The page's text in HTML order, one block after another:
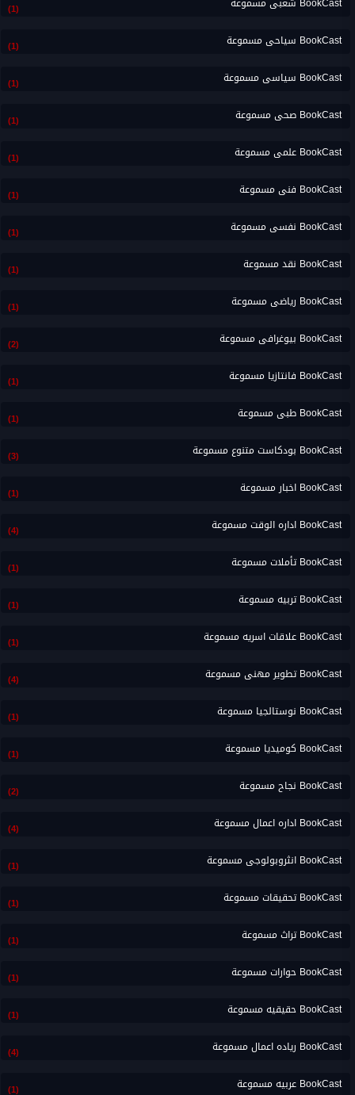
(1)
BookCast سياحى مسموعة (1)
BookCast سياسى مسموعة (1)
BookCast صحى مسموعة (1)
BookCast علمى مسموعة (1)
BookCast فنى مسموعة (1)
BookCast نفسى مسموعة (1)
BookCast نقد مسموعة (1)
BookCast رياضى مسموعة (1)
BookCast بيوغرافى مسموعة (2)
BookCast فانتازيا مسموعة (1)
BookCast طبى مسموعة (1)
BookCast بودكاست متنوع مسموعة (3)
BookCast اخبار مسموعة (1)
BookCast اداره الوقت مسموعة (4)
BookCast تأملات مسموعة (1)
BookCast تربيه مسموعة (1)
BookCast علاقات اسريه مسموعة (1)
BookCast تطوير مهنى مسموعة (4)
BookCast نوستالجيا مسموعة (1)
BookCast كوميديا مسموعة (1)
BookCast نجاح مسموعة (2)
BookCast اداره اعمال مسموعة (4)
BookCast انثروبولوجى مسموعة (1)
BookCast تحقيقات مسموعة (1)
BookCast تراث مسموعة (1)
BookCast حوارات مسموعة (1)
BookCast حقيقيه مسموعة (1)
BookCast رياده اعمال مسموعة (4)
BookCast عربيه مسموعة (1)